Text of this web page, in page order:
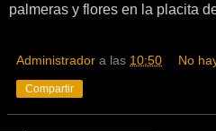
palmeras y flores en la placita
Administrador a las 10:50 No
Compartir